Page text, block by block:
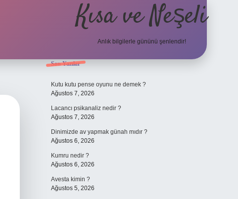
Kısa ve Neşeli
Anlık bilgilerle gününü şenlendir!
Sidebar
Son Yazılar
Kutu kutu pense oyunu ne demek ?
Ağustos 7, 2026
Lacancı psikanaliz nedir ?
Ağustos 7, 2026
Dinimizde av yapmak günah mıdır ?
Ağustos 6, 2026
Kumru nedir ?
Ağustos 6, 2026
Avesta kimin ?
Ağustos 5, 2026